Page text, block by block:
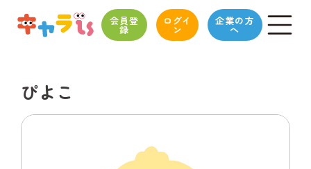
会員登
録
ログイ
ン
企業の方
へ
ぴよこ